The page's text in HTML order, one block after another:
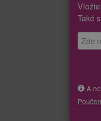
Také
A